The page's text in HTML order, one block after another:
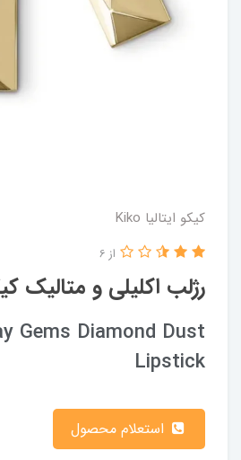
کیکو ایتالیا Kiko
رژلب اکلیلی و متالیک
از 6
Gems Diamond Dust
Lipstick